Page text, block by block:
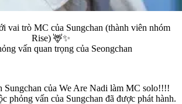
vai trò MC của Sungchan (thành viên nhóm
Rise) 🦌✨
vấn quan trọng của Seongchan
Sungchan của We Are Nadi làm MC solo!!!!
phỏng vấn của Sungchan đã được phát hành.